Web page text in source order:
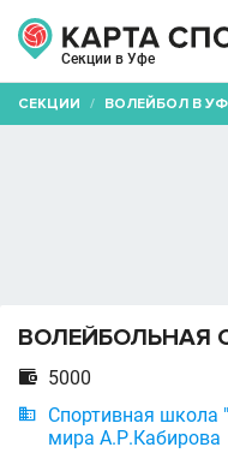
Секции в Уфе
СЕКЦИИ / ВОЛЕЙБОЛ В
ВОЛЕЙБОЛЬНАЯ
 5000

Спортивная школа
мира А.Р.Кабирова